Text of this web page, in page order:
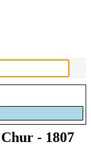
Chur - 1807